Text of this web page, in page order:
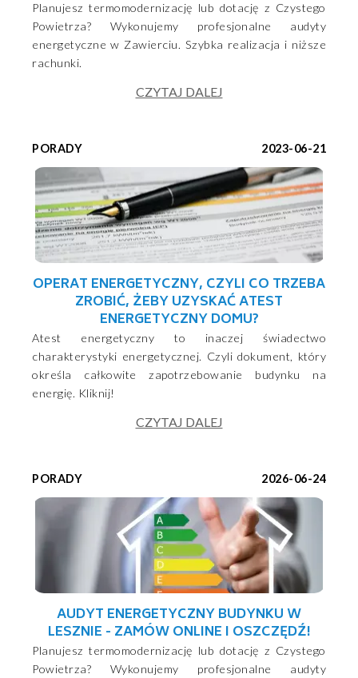
Planujesz termomodernizację lub dotację z Czystego
Powietrza? Wykonujemy profesjonalne audyty
energetyczne w Zawierciu. Szybka realizacja i niższe
rachunki.
CZYTAJ DALEJ
PORADY 2023-06-21
OPERAT ENERGETYCZNY, CZYLI CO TRZEBA
ZROBIĆ, ŻEBY UZYSKAĆ ATEST
ENERGETYCZNY DOMU?
Atest energetyczny to inaczej świadectwo
charakterystyki energetycznej. Czyli dokument, który
określa całkowite zapotrzebowanie budynku na
energię. Kliknij!
CZYTAJ DALEJ
PORADY 2026-06-24
AUDYT ENERGETYCZNY BUDYNKU W
LESZNIE - ZAMÓW ONLINE I OSZCZĘDŹ!
Planujesz termomodernizację lub dotację z Czystego
Powietrza? Wykonujemy profesjonalne audyty